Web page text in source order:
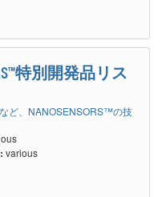
特別開発品リス
ど、NANOSENSORS™の技
various